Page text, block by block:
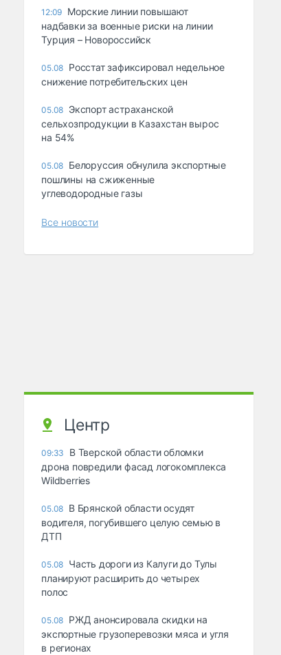
12:09 Морские линии повышают
надбавки за военные риски на линии
Турция – Новороссийск
05.08 Росстат зафиксировал недельное
снижение потребительских цен
05.08 Экспорт астраханской
сельхозпродукции в Казахстан вырос
на 54%
05.08 Белоруссия обнулила экспортные
пошлины на сжиженные
углеводородные газы
Все новости
Центр
09:33
В Тверской области обломки
дрона повредили фасад логокомплекса
Wildberries
05.08 В Брянской области осудят
водителя, погубившего целую семью в
ДТП
05.08 Часть дороги из Калуги до Тулы
планируют расширить до четырех
полос
05.08 РЖД анонсировала скидки на
экспортные грузоперевозки мяса и угля
в регионах